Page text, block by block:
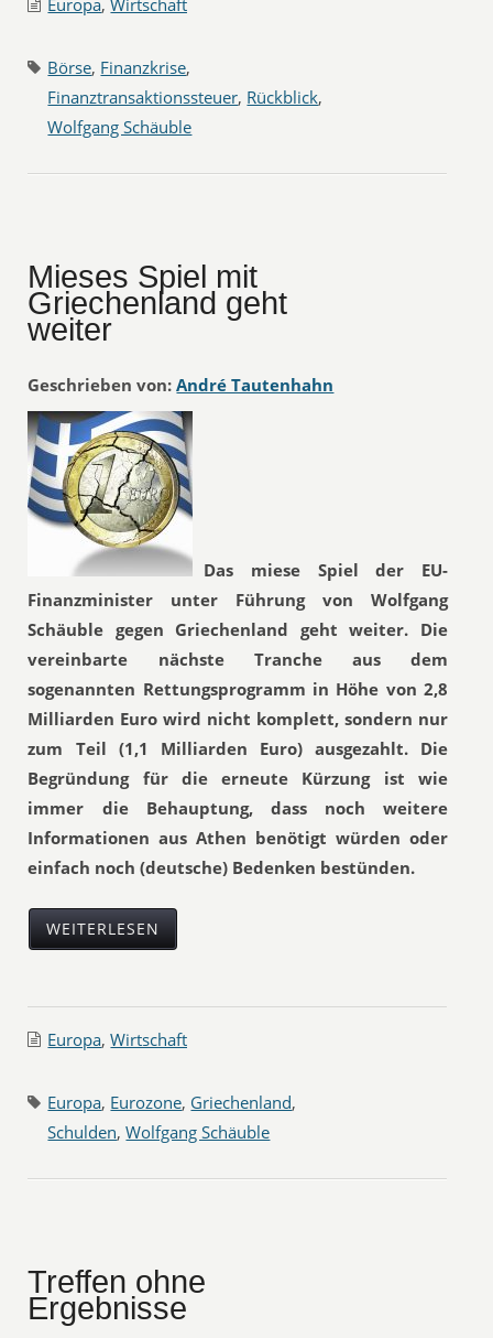
Europa,Wirtschaft
Börse, Finanzkrise,
Finanztransaktionssteuer, Rückblick,
Wolfgang Schäuble
Mieses Spiel mit
Griechenland geht
weiter
Geschrieben von: André Tautenhahn
Das miese Spiel der EU-
Finanzminister unter Führung von Wolfgang
Schäuble gegen Griechenland geht weiter. Die
vereinbarte nächste Tranche aus dem
sogenannten Rettungsprogramm in Höhe von 2,8
Milliarden Euro wird nicht komplett, sondern nur
zum Teil (1,1 Milliarden Euro) ausgezahlt. Die
Begründung für die erneute Kürzung ist wie
immer die Behauptung, dass noch weitere
Informationen aus Athen benötigt würden oder
einfach noch (deutsche) Bedenken bestünden.
WEITERLESEN
Europa,Wirtschaft
Europa, Eurozone, Griechenland,
Schulden,Wolfgang Schäuble
Treffen ohne
Ergebnisse